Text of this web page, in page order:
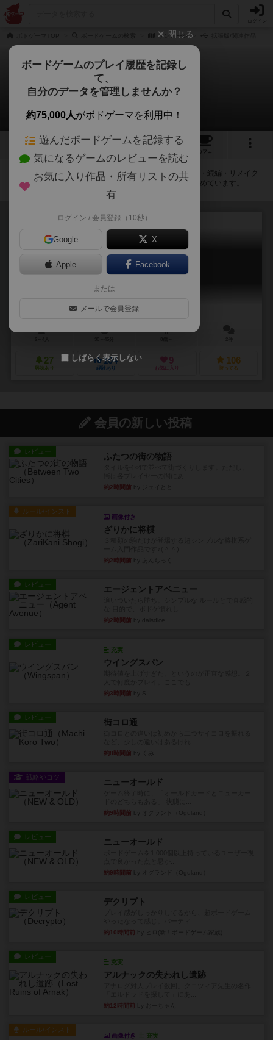
ログイン
サンスーシ
サンスーシ
拡張/関連作品 1件
3 3
カフェ
サンスーシに紐付いているボードゲーム一覧です。拡張版・続編・リメイク
版などの同じシリーズを中心に、関連性の強い作品をまとめています。
サンスーシ
Sanssouci
27
興味あり
104
経験あり
9
お気に入り
106
持ってる
会員の新しい投稿
レビュー ふたつの街の物語
約2時間前
ルール/インスト
画像付き
ざりかに将棋
約2時間前
レビュー エージェントアベニュー
約2時間前
レビュー
充実
ウイングスパン
約3時間前
レビュー 街コロ通
約8時間前
戦略やコツ ニューオールド
約9時間前
レビュー ニューオールド
約9時間前
レビュー デクリプト
約10時間前
レビュー
充実
アルナックの失われし遺跡
約12時間前
ルール/インスト
画像付き 充実
閉じる
ボードゲームのプレイ履歴を記録し
て、
自分のデータを管理しませんか？
約75,000人がボドゲーマを利用中！
遊んだボードゲームを記録する
気になるゲームのレビューを読む
お気に入り作品・所有リストの共
有
ログイン / 会員登録（10秒）
Google X
Apple Facebook
または
メールで会員登録
しばらく表示しない